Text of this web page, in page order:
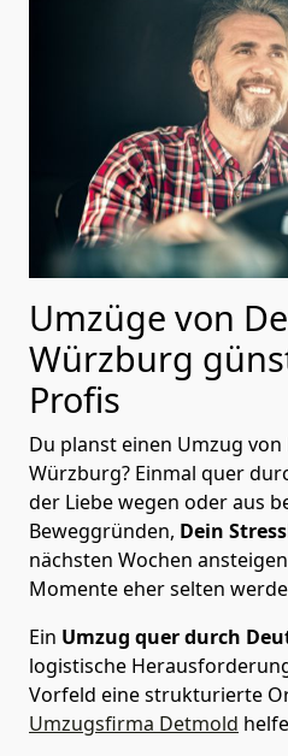
Umzüge von
Würzburg
Profis
Du planst einen Umzug
Würzburg? Einmal quer
der Liebe wegen oder aus
Beweggründen, Dein
nächsten Wochen
Momente eher selten
Ein Umzug quer durch
logistische
Vorfeld eine strukturierte
Umzugsfirma Detmold